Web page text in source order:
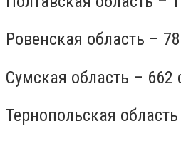
Ровенская область –
Сумская область – 662
Тернопольская